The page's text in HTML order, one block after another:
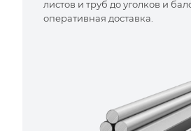
листов и труб до уголков и
оперативная доставка.